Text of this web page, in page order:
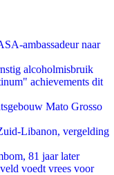
ambassadeur naar
alcoholmisbruik
achievements dit
Mato Grosso
Libanon, vergelding
81 jaar later
voedt vrees voor